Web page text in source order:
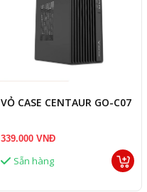
VỎ CASE CENTAUR GO-C07
339.000 VNĐ
Sẵn hàng